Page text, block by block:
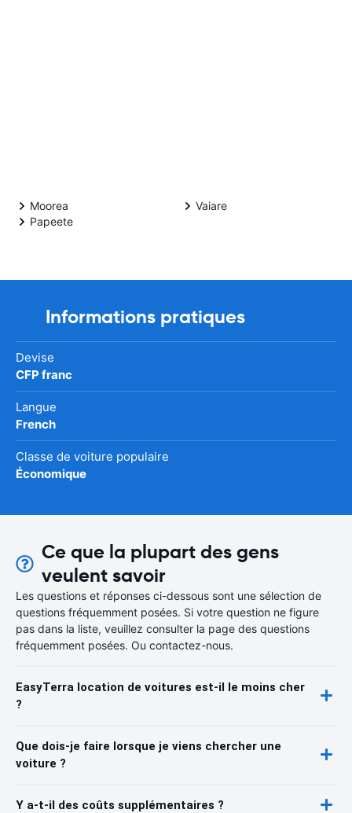
Moorea
Papeete
Vaiare
Informations pratiques
Devise
CFP franc
Langue
French
Classe de voiture populaire
Économique
Ce que la plupart des gens
veulent savoir
Les questions et réponses ci-dessous sont une sélection de
questions fréquemment posées. Si votre question ne figure
pas dans la liste, veuillez consulter la page des questions
fréquemment posées. Ou contactez-nous.
EasyTerra location de voitures est-il le moins cher
?
Que dois-je faire lorsque je viens chercher une
voiture ?
Y a-t-il des coûts supplémentaires ?